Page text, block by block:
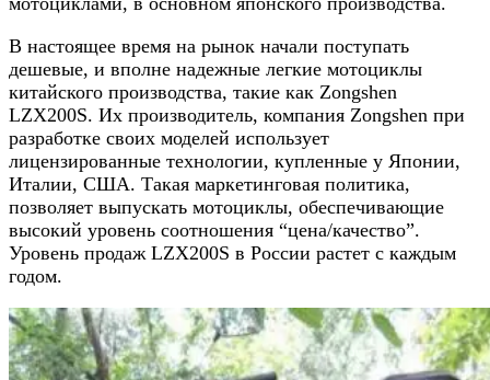
В настоящее время на рынок начали поступать
дешевые, и вполне надежные легкие мотоциклы
китайского производства, такие как Zongshen
LZX200S. Их производитель, компания Zongshen при
разработке своих моделей использует
лицензированные технологии, купленные у Японии,
Италии, США. Такая маркетинговая политика,
позволяет выпускать мотоциклы, обеспечивающие
высокий уровень соотношения “цена/качество”.
Уровень продаж LZX200S в России растет с каждым
годом.